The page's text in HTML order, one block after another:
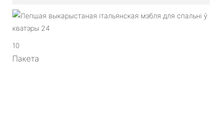
10
Пакета